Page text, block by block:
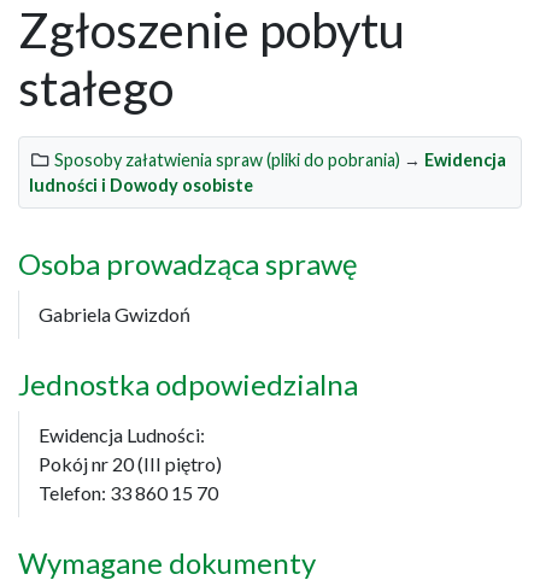
Zgłoszenie pobytu
stałego
Sposoby załatwienia spraw (pliki do pobrania) → Ewidencja
ludności i Dowody osobiste
Osoba prowadząca sprawę
Gabriela Gwizdoń
Jednostka odpowiedzialna
Ewidencja Ludności:
Pokój nr 20 (III piętro)
Telefon: 33 860 15 70
Wymagane dokumenty